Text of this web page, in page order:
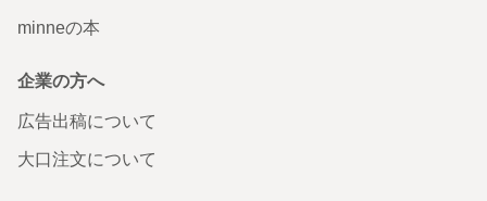
minneの本
企業の方へ
広告出稿について
大口注文について